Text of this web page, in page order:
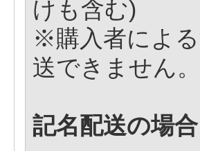
けも含む)
※購入者によ
送できません。
記名配送の場合